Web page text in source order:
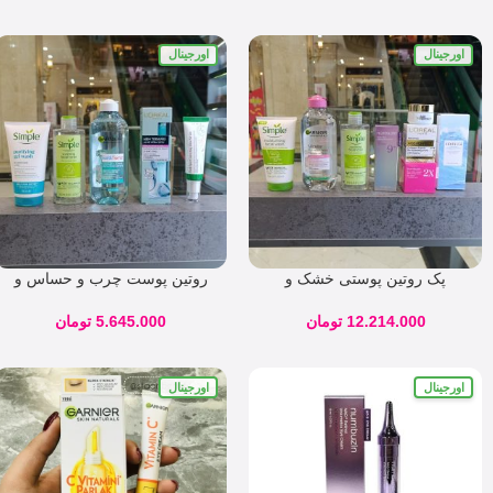
اورجینال
پک روتین پوستی خشک و
12.214.000 تومان
اورجینال
روتین پوست چرب و حساس و
5.645.000 تومان
اورجینال اورجینال